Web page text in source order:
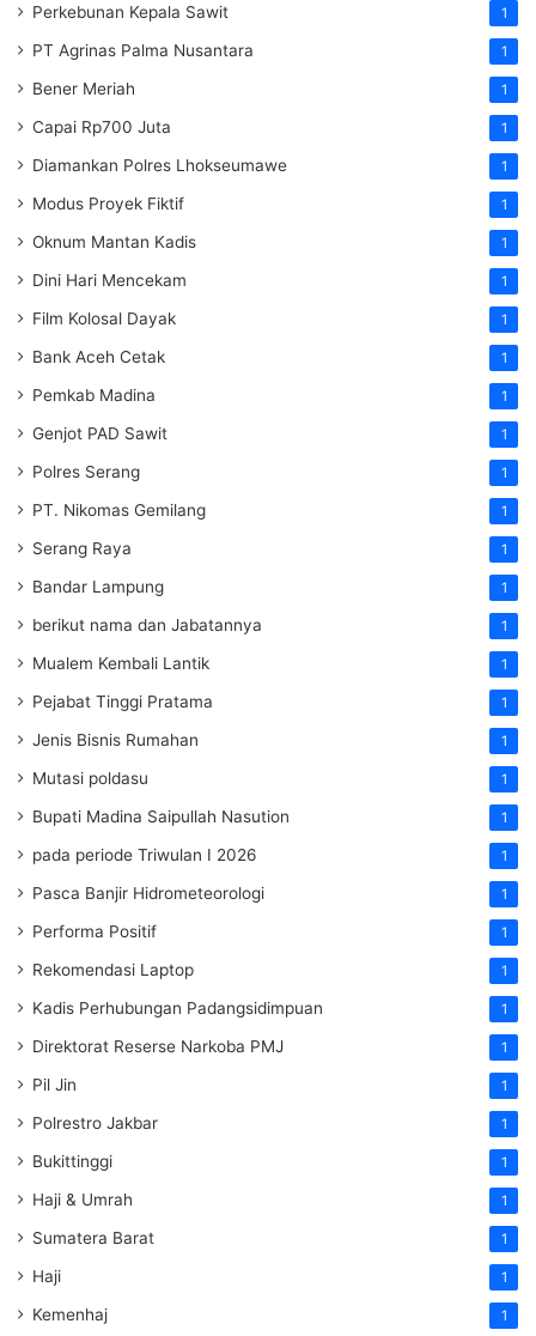
Perkebunan Kepala Sawit 1
PT Agrinas Palma Nusantara 1
Bener Meriah 1
Capai Rp700 Juta 1
Diamankan Polres Lhokseumawe 1
Modus Proyek Fiktif 1
Oknum Mantan Kadis 1
Dini Hari Mencekam 1
Film Kolosal Dayak 1
Bank Aceh Cetak 1
Pemkab Madina 1
Genjot PAD Sawit 1
Polres Serang 1
PT. Nikomas Gemilang 1
Serang Raya 1
Bandar Lampung 1
berikut nama dan Jabatannya 1
Mualem Kembali Lantik 1
Pejabat Tinggi Pratama 1
Jenis Bisnis Rumahan 1
Mutasi poldasu 1
Bupati Madina Saipullah Nasution 1
pada periode Triwulan I 2026 1
Pasca Banjir Hidrometeorologi 1
Performa Positif 1
Rekomendasi Laptop 1
Kadis Perhubungan Padangsidimpuan 1
Direktorat Reserse Narkoba PMJ 1
Pil Jin 1
Polrestro Jakbar 1
Bukittinggi 1
Haji & Umrah 1
Sumatera Barat 1
Haji 1
Kemenhaj 1